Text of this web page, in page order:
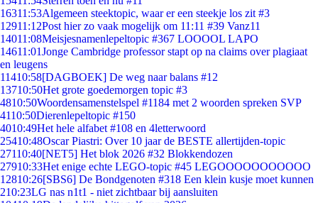
16311:53Algemeen steektopic, waar er een steekje los zit #3
12911:12Post hier zo vaak mogelijk om 11:11 #39 Vanz11
14011:08Meisjesnamenlepeltopic #367 LOOOOL LAPO
14611:01Jonge Cambridge professor stapt op na claims over plagiaat
en leugens
11410:58[DAGBOEK] De weg naar balans #12
13710:50Het grote goedemorgen topic #3
4810:50Woordensamenstelspel #1184 met 2 woorden spreken SVP
4110:50Dierenlepeltopic #150
4010:49Het hele alfabet #108 en 4letterwoord
25410:48Oscar Piastri: Over 10 jaar de BESTE allertijden-topic
27110:40[NET5] Het blok 2026 #32 Blokkendozen
27910:33Het enige echte LEGO-topic #45 LEGOOOOOOOOOOO
12810:26[SBS6] De Bondgenoten #318 Een klein kusje moet kunnen
210:23LG nas n1t1 - niet zichtbaar bij aansluiten